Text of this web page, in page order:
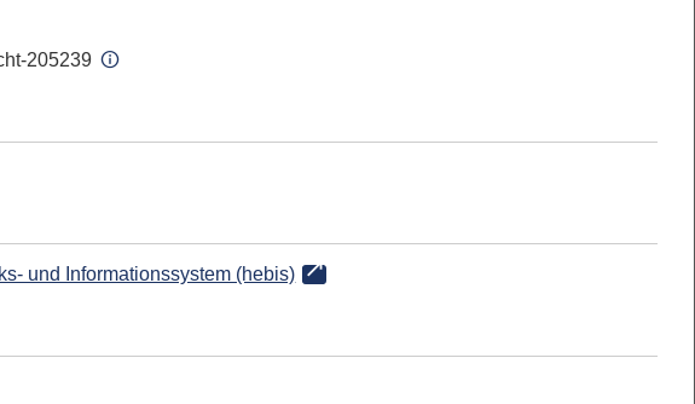
205239
und Informationssystem (hebis)